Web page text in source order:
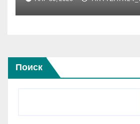
мотивации в
временного
Поиск